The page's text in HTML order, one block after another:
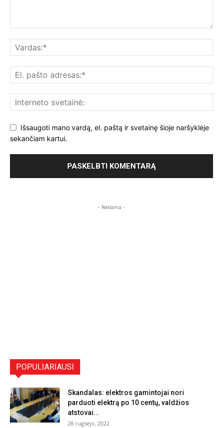
Išsaugoti mano vardą, el. paštą ir svetainę šioje naršyklėje
sekančiam kartui.
- Reklama -
POPULIARIAUSI
Skandalas: elektros gamintojai nori
parduoti elektrą po 10 centų, valdžios
atstovai...
28 rugsėjo, 2022